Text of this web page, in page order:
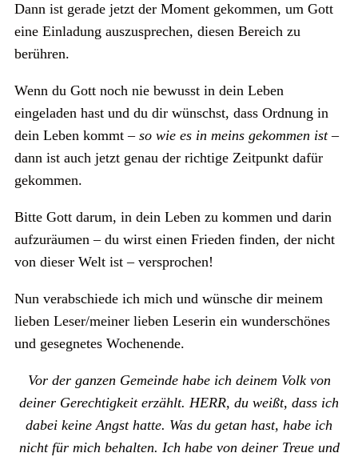
Dann ist gerade jetzt der Moment gekommen, um Gott
eine Einladung auszusprechen, diesen Bereich zu
berühren.
Wenn du Gott noch nie bewusst in dein Leben
eingeladen hast und du dir wünschst, dass Ordnung in
dein Leben kommt – so wie es in meins gekommen ist–
dann ist auch jetzt genau der richtige Zeitpunkt dafür
gekommen.
Bitte Gott darum, in dein Leben zu kommen und darin
aufzuräumen – du wirst einen Frieden finden, der nicht
von dieser Welt ist – versprochen!
Nun verabschiede ich mich und wünsche dir meinem
lieben Leser/meiner lieben Leserin ein wunderschönes
und gesegnetes Wochenende.
Vor der ganzen Gemeinde habe ich deinem Volk von
deiner Gerechtigkeit erzählt. HERR, du weißt, dass ich
dabei keine Angst hatte. Was du getan hast, habe ich
nicht für mich behalten. Ich habe von deiner Treue und